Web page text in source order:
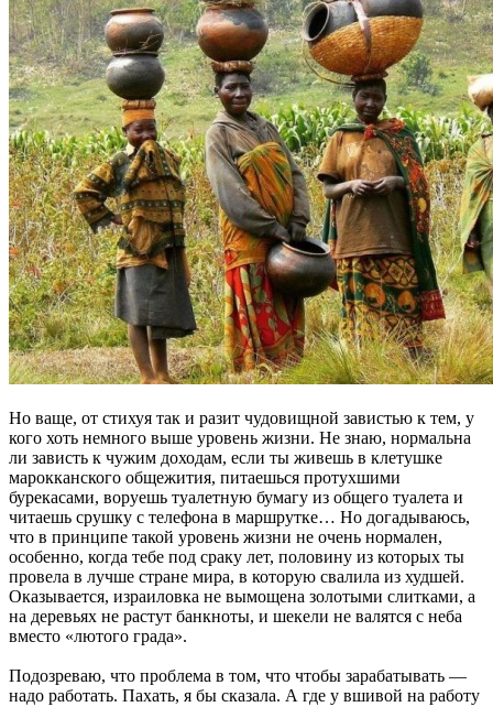
Но ваще, от стихуя так и разит чудовищной завистью к тем, у
кого хоть немного выше уровень жизни. Не знаю, нормальна
ли зависть к чужим доходам, если ты живешь в клетушке
марокканского общежития, питаешься протухшими
бурекасами, воруешь туалетную бумагу из общего туалета и
читаешь срушку с телефона в маршрутке… Но догадываюсь,
что в принципе такой уровень жизни не очень нормален,
особенно, когда тебе под сраку лет, половину из которых ты
провела в лучше стране мира, в которую свалила из худшей.
Оказывается, израиловка не вымощена золотыми слитками, а
на деревьях не растут банкноты, и шекели не валятся с неба
вместо «лютого града».
Подозреваю, что проблема в том, что чтобы зарабатывать —
надо работать. Пахать, я бы сказала. А где у вшивой на работу